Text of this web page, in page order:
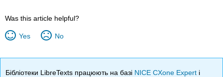
Was this article helpful?
Yes No
Бібліотеки LibreTexts працюють на базі NICE CXone Expert і